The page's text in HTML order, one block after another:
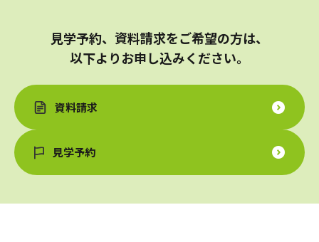
見学予約、資料請求をご希望の方は、
以下よりお申し込みください。
資料請求
見学予約